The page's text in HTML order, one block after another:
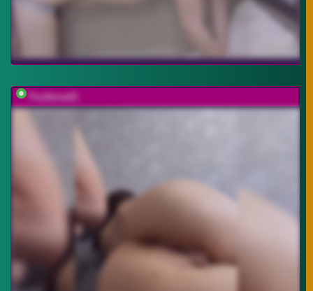
Fucklove21